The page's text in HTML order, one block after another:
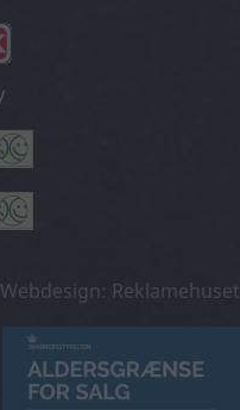
Webdesign: Reklamehuset